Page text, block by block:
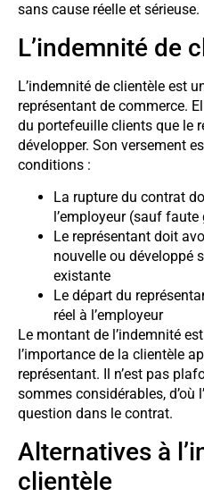
sans cause réelle et sérieuse.
L’indemnité de
L’indemnité de clientèle est
représentant de commerce.
du portefeuille clients que le
développer. Son versement
conditions :
La rupture du contrat
l’employeur (sauf
Le représentant doit
nouvelle ou développé
existante
Le départ du
réel à l’employeur
Le montant de l’indemnité
l’importance de la clientèle
représentant. Il n’est pas
sommes considérables, d’où
question dans le contrat.
Alternatives à
clientèle